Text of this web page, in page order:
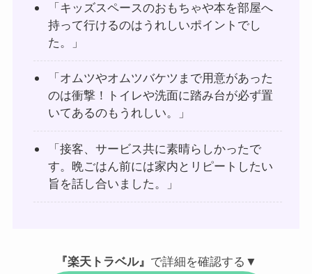
「キッズスペースのおもちゃや本を部屋へ
持って行けるのはうれしいポイントでし
た。」
「オムツやオムツバケツまで用意があった
のは衝撃！トイレや洗面に踏み台が必ず置
いてあるのもうれしい。」
「接客、サービス共に素晴らしかったで
す。晩ごはん前には家内とリピートしたい
旨を話し合いました。」
『楽天トラベル』 で詳細を確認する▼